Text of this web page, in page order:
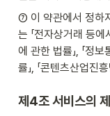
⑦ 이 약관에서 정하
는 「전자상거래 등에
에 관한 법률」, 「정
률」, 「콘텐츠산업진
제4조 서비스의